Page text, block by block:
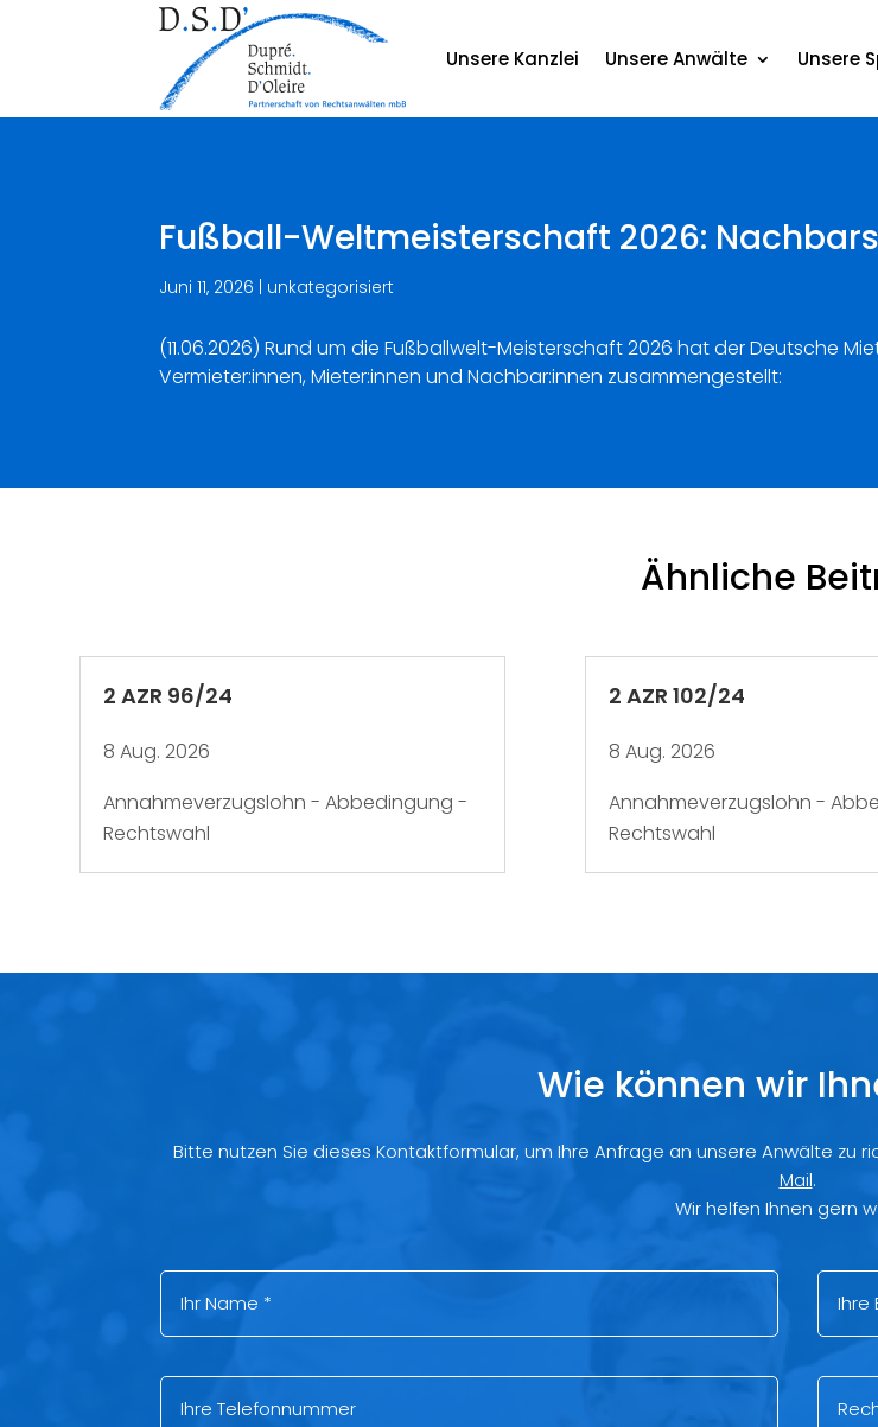
Unsere Kanzlei Unsere Anwälte Unsere
Fußball-Weltmeisterschaft 2026:
Juni 11, 2026 | unkategorisiert
(11.06.2026) Rund um die Fußballwelt-Meisterschaft 2026 hat der Deutsche
Vermieter:innen, Mieter:innen und Nachbar:innen zusammengestellt:
Ähnliche
2 AZR 96/24
8 Aug. 2026
Annahmeverzugslohn - Abbedingung -
Rechtswahl
2 AZR 102/24
8 Aug. 2026
Annahmeverzugslohn -
Rechtswahl
Wie können wir
Bitte nutzen Sie dieses Kontaktformular, um Ihre Anfrage an unsere Anwälte zu
Mail.
Wir helfen Ihnen gern